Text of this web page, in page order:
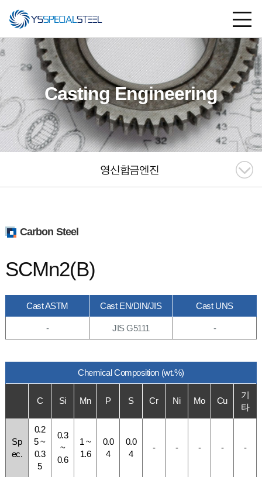
Casting Engineering
영신합금엔진
Carbon Steel
SCMn2(B)
Cast ASTM Cast EN/DIN/JIS Cast UNS
- JIS G5111 -
Chemical Composition (wt.%)
C Si Mn P S Cr Ni Mo Cu
기
타
Sp
ec.
0.2
5 ~
0.3
5
0.3
~
0.6
1 ~
1.6
0.0
4
0.0
4
- - - - -